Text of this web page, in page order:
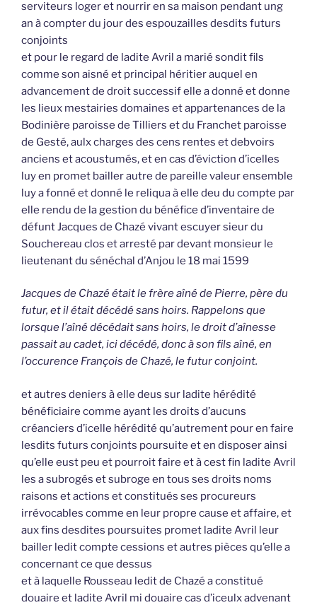
serviteurs loger et nourrir en sa maison pendant ung
an à compter du jour des espouzailles desdits futurs
conjoints
et pour le regard de ladite Avril a marié sondit fils
comme son aisné et principal héritier auquel en
advancement de droit successif elle a donné et donne
les lieux mestairies domaines et appartenances de la
Bodinière paroisse de Tilliers et du Franchet paroisse
de Gesté, aulx charges des cens rentes et debvoirs
anciens et acoustumés, et en cas d’éviction d’icelles
luy en promet bailler autre de pareille valeur ensemble
luy a fonné et donné le reliqua à elle deu du compte par
elle rendu de la gestion du bénéfice d’inventaire de
défunt Jacques de Chazé vivant escuyer sieur du
Souchereau clos et arresté par devant monsieur le
lieutenant du sénéchal d’Anjou le 18 mai 1599
Jacques de Chazé était le frère aîné de Pierre, père du
futur, et il était décédé sans hoirs. Rappelons que
lorsque l’aîné décédait sans hoirs, le droit d’aînesse
passait au cadet, ici décédé, donc à son fils aîné, en
l’occurence François de Chazé, le futur conjoint.
et autres deniers à elle deus sur ladite hérédité
bénéficiaire comme ayant les droits d’aucuns
créanciers d’icelle hérédité qu’autrement pour en faire
lesdits futurs conjoints poursuite et en disposer ainsi
qu’elle eust peu et pourroit faire et à cest fin ladite Avril
les a subrogés et subroge en tous ses droits noms
raisons et actions et constitués ses procureurs
irrévocables comme en leur propre cause et affaire, et
aux fins desdites poursuites promet ladite Avril leur
bailler ledit compte cessions et autres pièces qu’elle a
concernant ce que dessus
et à laquelle Rousseau ledit de Chazé a constitué
douaire et ladite Avril mi douaire cas d’iceulx advenant